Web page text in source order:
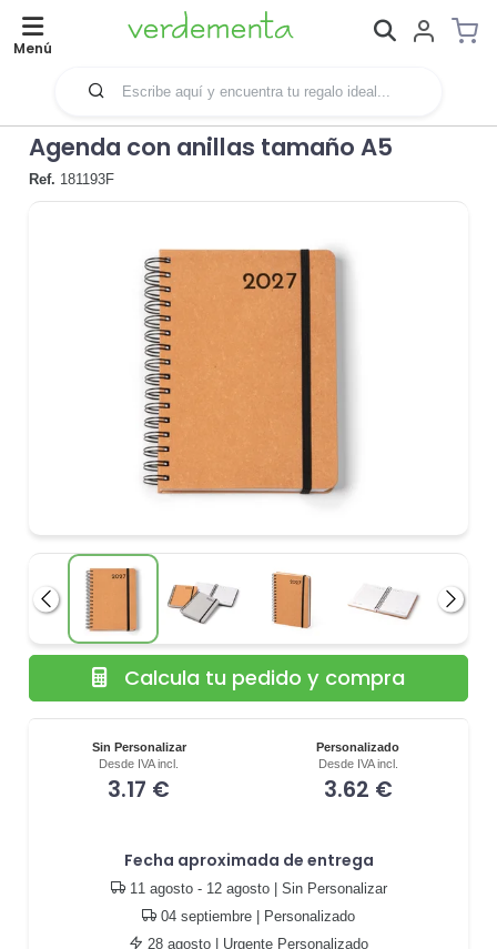
Menú
Agenda con anillas tamaño A5
Ref. 181193F
Anterior
Sin Personalizar
Desde IVA incl.
3.17 €
Personalizado
Desde IVA incl.
3.62 €
Fecha aproximada de entrega
11 agosto - 12 agosto| Sin Personalizar
04 septiembre | Personalizado
28 agosto | Urgente Personalizado
Calcula tu pedido y compra